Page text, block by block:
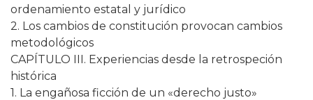
ordenamiento estatal y jurídico
2. Los cambios de constitución provocan cambios
metodológicos
CAPÍTULO III. Experiencias desde la retrospeción
histórica
1. La engañosa ficción de un «derecho justo»